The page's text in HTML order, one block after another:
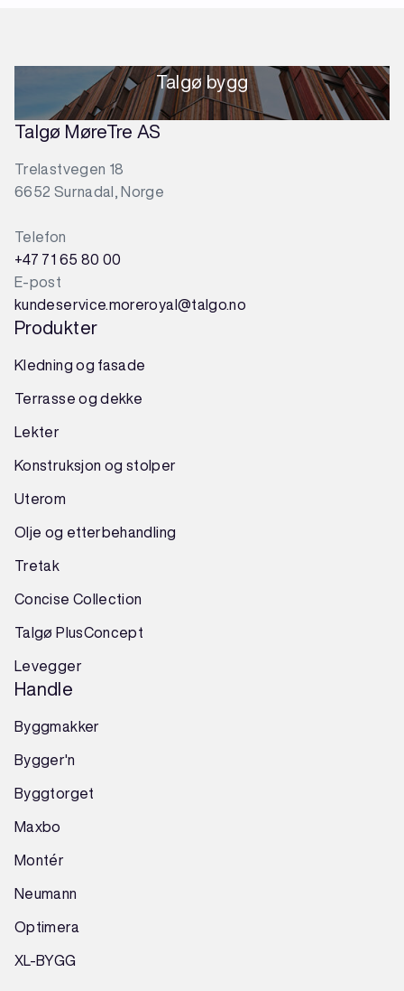
Talgø bygg
Talgø MøreTre AS
Trelastvegen 18
6652 Surnadal, Norge
Telefon
+47 71 65 80 00
E-post
kundeservice.moreroyal@talgo.no
Produkter
Kledning og fasade
Terrasse og dekke
Lekter
Konstruksjon og stolper
Uterom
Olje og etterbehandling
Tretak
Concise Collection
Talgø PlusConcept
Levegger
Handle
Byggmakker
Bygger'n
Byggtorget
Maxbo
Montér
Neumann
Optimera
XL-BYGG